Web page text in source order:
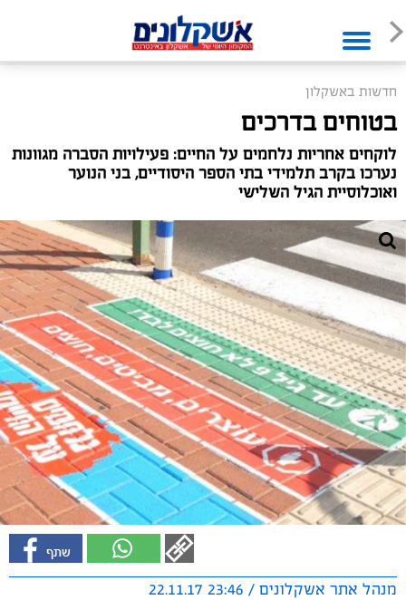
חדשות באשקלון
בטוחים בדרכים
לוקחים אחריות נלחמים על החיים: פעילויות הסברה מגוונות
נערכו בקרב תלמידי בתי הספר היסודיים, בני הנוער
ואוכלוסיית הגיל השלישי
מנהל אתר אשקלונים / 23:46 22.11.17